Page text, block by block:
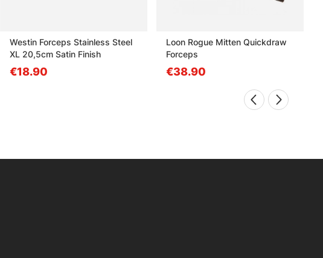
Westin Forceps Stainless Steel
XL 20,5cm Satin Finish
€18.90
Loon Rogue Mitten Quickdraw
Forceps
€38.90